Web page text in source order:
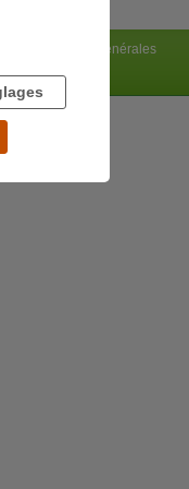
Conditions générales